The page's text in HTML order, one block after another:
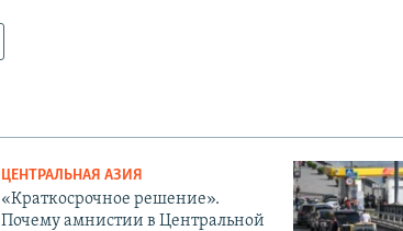
ЦЕНТРАЛЬНАЯ АЗИЯ
«Краткосрочное решение».
Почему амнистии в Центральной